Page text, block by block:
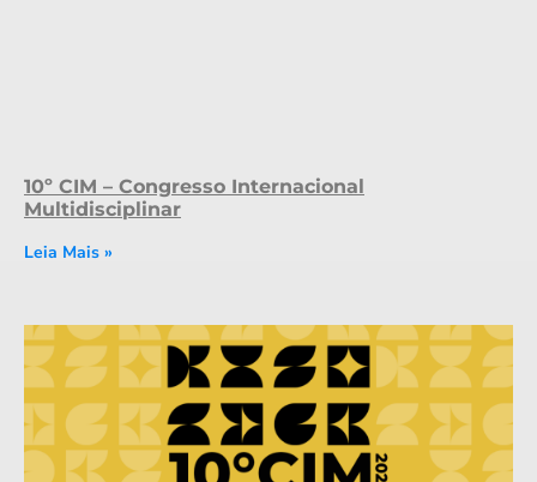
10º CIM – Congresso Internacional
Multidisciplinar
Leia Mais »